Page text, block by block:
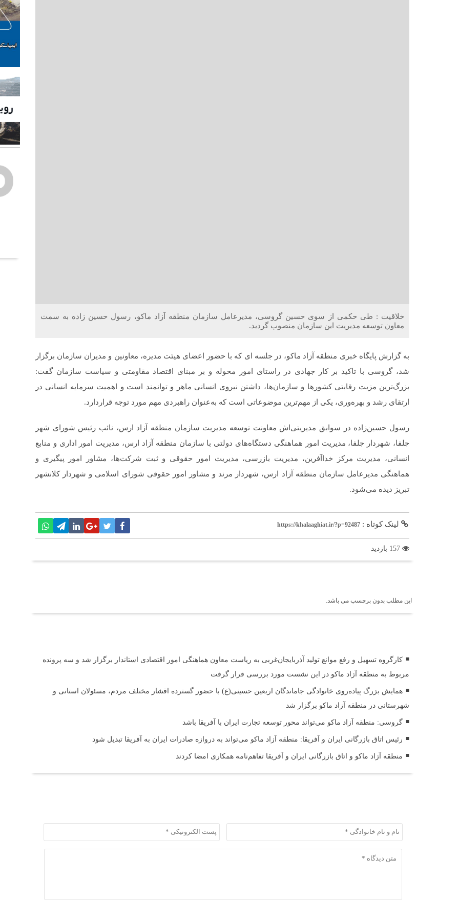
خلاقیت : طی حکمی از سوی حسین گروسی، مدیرعامل سازمان منطقه آزاد ماکو، رسول حسین زاده به سمت
معاون توسعه مدیریت این سازمان منصوب گردید.
به گزارش پایگاه خبری منطقه آزاد ماکو، در جلسه ای که با حضور اعضای هیئت مدیره، معاونین و مدیران سازمان برگزار
شد،‌ گروسی با تاکید بر کار جهادی در راستای امور محوله و بر مبنای اقتصاد مقاومتی و سیاست سازمان گفت:‌
بزرگ‌ترین مزیت رقابتی کشورها و سازمان‌ها، داشتن نیروی انسانی ماهر و توانمند است و اهمیت سرمایه انسانی در
ارتقای رشد و بهره‌وری، یکی از مهم‌ترین موضوعاتی است که به‌عنوان راهبردی مهم مورد توجه قراردارد.
رسول حسین‌زاده در سوابق مدیریتی‌اش معاونت توسعه مدیریت سازمان منطقه آزاد ارس، نائب رئیس شورای شهر
جلفا، شهردار جلفا، مدیریت امور هماهنگی دستگاه‌های دولتی با سازمان منطقه آزاد ارس، مدیریت امور اداری و منابع
انسانی، مدیریت مرکز خداآفرین، مدیریت بازرسی، مدیریت امور حقوقی و ثبت شرکت‌ها، مشاور امور پیگیری و
هماهنگی مدیرعامل سازمان منطقه آزاد ارس، شهردار مرند و مشاور امور حقوقی شورای اسلامی و شهردار کلانشهر
تبریز دیده می‌شود.
لینک کوتاه : https://khalaaghiat.ir/?p=92487
این مطلب بدون برچسب می باشد.
کارگروه تسهیل و رفع موانع تولید آذربایجان‌غربی به ریاست معاون هماهنگی امور اقتصادی استاندار برگزار شد و سه پرونده
مربوط به منطقه آزاد ماکو در این نشست مورد بررسی قرار گرفت
همایش بزرگ پیاده‌روی خانوادگی جاماندگان اربعین حسینی(ع) با حضور گسترده اقشار مختلف مردم، مسئولان استانی و
شهرستانی در منطقه آزاد ماکو برگزار شد
گروسی: منطقه آزاد ماکو می‌تواند محور توسعه تجارت ایران با آفریقا باشد
رئیس اتاق بازرگانی ایران و آفریقا: منطقه آزاد ماکو می‌تواند به دروازه صادرات ایران به آفریقا تبدیل شود
منطقه آزاد ماکو و اتاق بازرگانی ایران و آفریقا تفاهم‌نامه همکاری امضا کردند